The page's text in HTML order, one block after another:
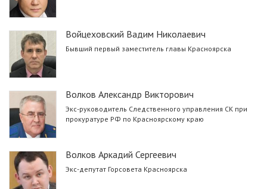
Войцеховский Вадим Николаевич
Бывший первый заместитель главы Красноярска
Волков Александр Викторович
Экс-руководитель Следственного управления СК при
прокуратуре РФ по Красноярскому краю
Волков Аркадий Сергеевич
Экс-депутат Горсовета Красноярска